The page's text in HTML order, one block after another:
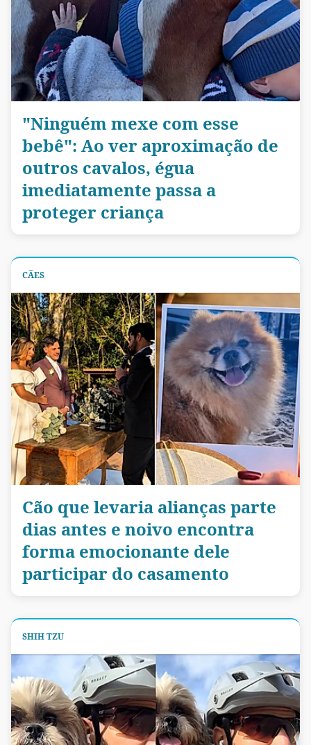
"Ninguém mexe com esse
bebê": Ao ver aproximação de
outros cavalos, égua
imediatamente passa a
proteger criança
CÃES
Cão que levaria alianças parte
dias antes e noivo encontra
forma emocionante dele
participar do casamento
SHIH TZU